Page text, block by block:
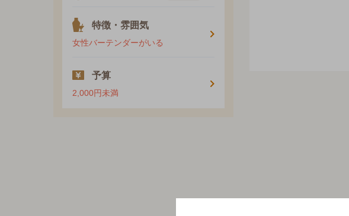
特徴・雰囲気
女性バーテンダーがいる
予算
2,000円未満